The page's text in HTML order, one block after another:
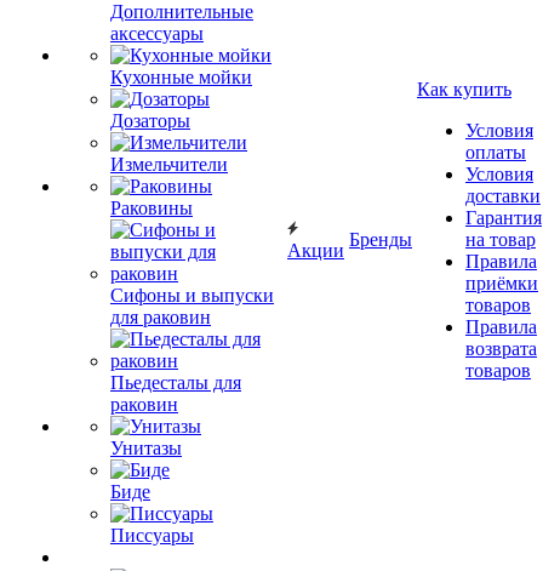
Дополнительные
аксессуары
Кухонные мойки
Дозаторы
Измельчители
Раковины
Сифоны и выпуски
для раковин
Пьедесталы для
раковин
Унитазы
Биде
Писсуары
Акции
Бренды
Как купить
Условия
оплаты
Условия
доставки
Гарантия
на товар
Правила
приёмки
товаров
Правила
возврата
товаров